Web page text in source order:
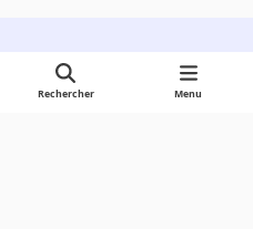
Rechercher Menu